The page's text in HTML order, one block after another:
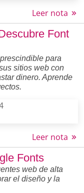
Leer nota
Font
para
sitios web con
dinero. Aprende
Leer nota
Fonts
web de alta
el diseño y la